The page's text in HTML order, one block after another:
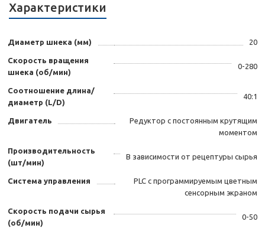
Характеристики
Диаметр шнека (мм) 20
Скорость вращения
шнека (об/мин)
0-280
Соотношение длина/
диаметр (L/D)
40:1
Двигатель
Редуктор с постоянным крутящим
моментом
Производительность
(шт/мин)
В зависимости от рецептуры сырья
Система управления
PLC с программируемым цветным
сенсорным экраном
Скорость подачи сырья
(об/мин)
0-50